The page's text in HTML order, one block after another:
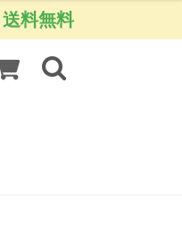
送料無料